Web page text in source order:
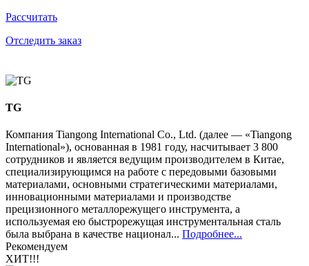
Рассчитать
Отследить заказ
TG
Компания Tiangong International Co., Ltd. (далее — «Tiangong
International»), основанная в 1981 году, насчитывает 3 800
сотрудников и является ведущим производителем в Китае,
специализирующимся на работе с передовыми базовыми
материалами, основными стратегическими материалами,
инновационными материалами и производстве
прецизионного металлорежущего инструмента, а
используемая ею быстрорежущая инструментальная сталь
была выбрана в качестве национал... Подробнее...
Рекомендуем
ХИТ!!!